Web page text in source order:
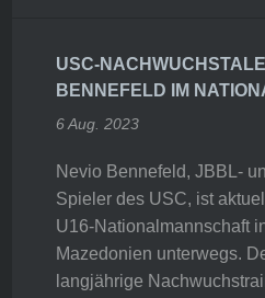
USC-
BENNEFELD IM
6 Aug. 2023
Nevio Bennefeld, JBBL-
Spieler des USC, ist
U16-Nationalmannschaft
Mazedonien unterwegs.
langjährige